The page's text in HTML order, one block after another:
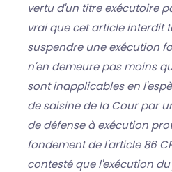
vertu d'un titre exécutoire
vrai que cet article interdit
suspendre une exécution
n'en demeure pas moins
sont inapplicables en
de saisine de la Cour par
de défense à exécution
fondement de l'article 86
contesté que l'exécution